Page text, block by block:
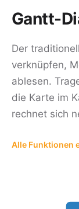
Gantt-
Der
verknüpfen,
ablesen.
die Karte im
rechnet sich
Alle Funktionen